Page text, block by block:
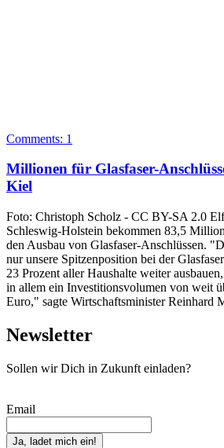
Comments: 1
Millionen für Glasfaser-
Kiel
Foto: Christoph Scholz - CC BY-SA 2.0
Schleswig-Holstein bekommen 83,5
den Ausbau von Glasfaser-Anschlüssen.
nur unsere Spitzenposition bei der
23 Prozent aller Haushalte weiter
in allem ein Investitionsvolumen von weit
Euro," sagte Wirtschaftsminister Reinhard
Newsletter
Sollen wir Dich in Zukunft einladen?
Email
Ja, ladet mich ein!